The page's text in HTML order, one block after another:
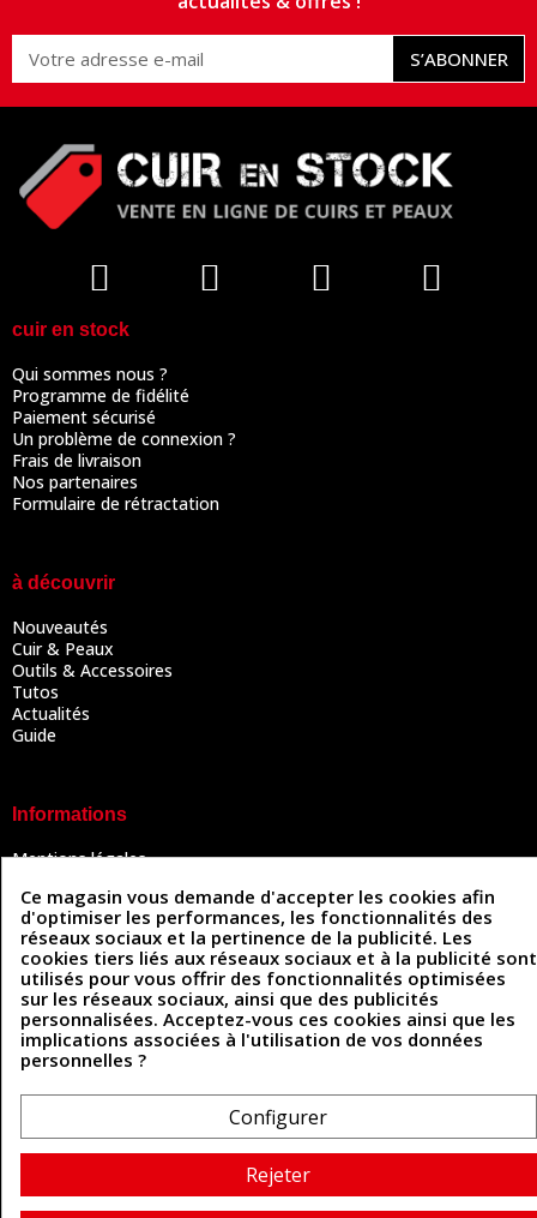
S’ABONNER
cuir en stock
Qui sommes nous ?
Programme de fidélité
Paiement sécurisé
Un problème de connexion ?
Frais de livraison
Nos partenaires
Formulaire de rétractation
à découvrir
Nouveautés
Cuir & Peaux
Outils & Accessoires
Tutos
Actualités
Guide
Informations
Mentions légales
Politique de confidentialité
Politique des cookies
Contactez-nous
Coordonnées
493 Chemin de Catougnac
contact@cuirenstock.com
Cuirenstock © 2026 - Une création Quatrys 💙
Ce magasin vous demande d'accepter les cookies afin
d'optimiser les performances, les fonctionnalités des
réseaux sociaux et la pertinence de la publicité. Les
cookies tiers liés aux réseaux sociaux et à la publicité sont
utilisés pour vous offrir des fonctionnalités optimisées
sur les réseaux sociaux, ainsi que des publicités
personnalisées. Acceptez-vous ces cookies ainsi que les
implications associées à l'utilisation de vos données
personnelles ?
Configurer
Rejeter